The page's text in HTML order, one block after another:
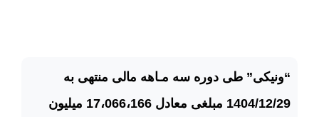
“ونیکی” طی دوره سه مـاهه مالی منتهی به
1404/12/29 مبلغی معادل 17،066،166 میلیون